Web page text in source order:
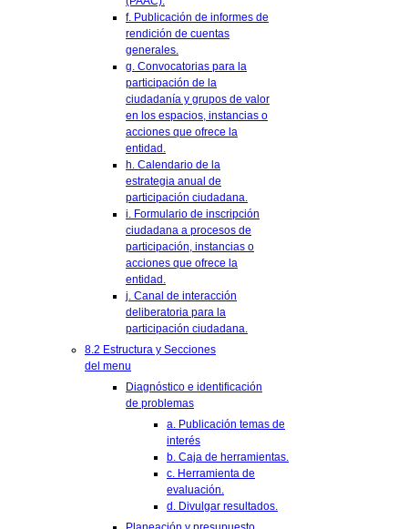
f. Publicación de informes de
rendición de cuentas
generales.
g. Convocatorias para la
participación de la
ciudadanía y grupos de valor
en los espacios, instancias o
acciones que ofrece la
entidad.
h. Calendario de la
estrategia anual de
participación ciudadana.
i. Formulario de inscripción
ciudadana a procesos de
participación, instancias o
acciones que ofrece la
entidad.
j. Canal de interacción
deliberatoria para la
participación ciudadana.
8.2 Estructura y Secciones
del menu
Diagnóstico e identificación
de problemas
a. Publicación temas de
interés
b. Caja de herramientas.
c. Herramienta de
evaluación.
d. Divulgar resultados.